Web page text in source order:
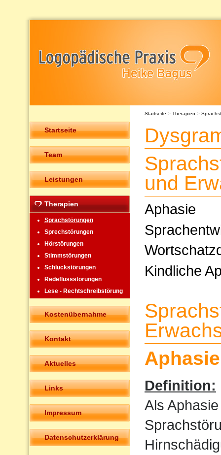
Startseite
Team
Leistungen
Therapien
Sprachstörungen
Sprechstörungen
Hörstörungen
Stimmstörungen
Schluckstörungen
Redeflussstörungen
Lese - Rechtschreibstörung
Kostenübernahme
Kontakt
Aktuelles
Links
Impressum
Datenschutzerklärung
Startseite > Therapien >
und
Aphasie
Kindliche
Aphasie
Definition:
Als